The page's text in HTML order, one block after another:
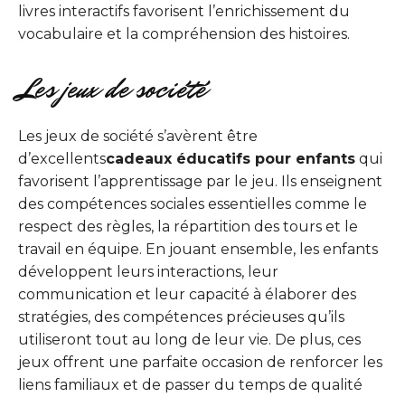
livres interactifs favorisent l’enrichissement du
vocabulaire et la compréhension des histoires.
Les jeux de société
Les jeux de société s’avèrent être
d’excellentscadeaux éducatifs pour enfants qui
favorisent l’apprentissage par le jeu. Ils enseignent
des compétences sociales essentielles comme le
respect des règles, la répartition des tours et le
travail en équipe. En jouant ensemble, les enfants
développent leurs interactions, leur
communication et leur capacité à élaborer des
stratégies, des compétences précieuses qu’ils
utiliseront tout au long de leur vie. De plus, ces
jeux offrent une parfaite occasion de renforcer les
liens familiaux et de passer du temps de qualité